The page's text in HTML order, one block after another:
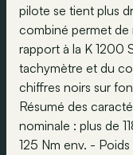
pilote se tient plus
combiné permet de
rapport à la K 1200
tachymètre et du
chiffres noirs sur
Résumé des
nominale : plus de
125 Nm env. -